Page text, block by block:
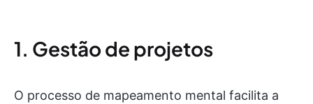
1. Gestão de projetos
O processo de mapeamento mental facilita a